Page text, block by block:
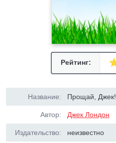
Рейтинг:
Название: Прощай, Джек!
Автор: Джек Лондон
Издательство: неизвестно